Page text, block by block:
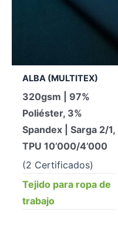
ALBA (MULTITEX)
320gsm | 97%
Poliéster, 3%
Spandex | Sarga 2/1,
TPU 10’000/4’000
(2 Certificados)
Tejido para ropa de
trabajo